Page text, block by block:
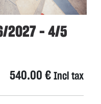
2027 - 4/5
540.00 € Incl tax